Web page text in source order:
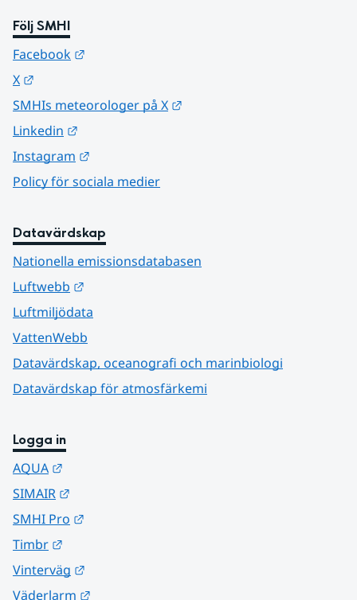
Följ SMHI
Facebook
X
SMHIs meteorologer på X
Linkedin
Instagram
Policy för sociala medier
Datavärdskap
Nationella emissionsdatabasen
Luftwebb
Luftmiljödata
VattenWebb
Datavärdskap, oceanografi och marinbiologi
Datavärdskap för atmosfärkemi
Logga in
AQUA
SIMAIR
SMHI Pro
Timbr
Vinterväg
Väderlarm